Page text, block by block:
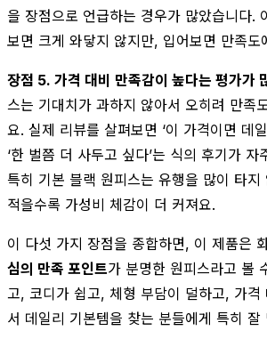
을 장점으로 언급하는 경우가 많았습니다.
보면 크게 와닿지 않지만, 입어보면 만족도
장점 5. 가격 대비 만족감이 높다는 평가가
스는 기대치가 과하지 않아서 오히려 만족
요. 실제 리뷰를 살펴보면 ‘이 가격이면 데
‘한 벌쯤 더 사두고 싶다’는 식의 후기가 자
특히 기본 블랙 원피스는 유행을 많이 타지
적을수록 가성비 체감이 더 커져요.
이 다섯 가지 장점을 종합하면, 이 제품은
심의 만족 포인트가 분명한 원피스라고 볼
고, 코디가 쉽고, 체형 부담이 덜하고, 가격
서 데일리 기본템을 찾는 분들에게 특히 잘